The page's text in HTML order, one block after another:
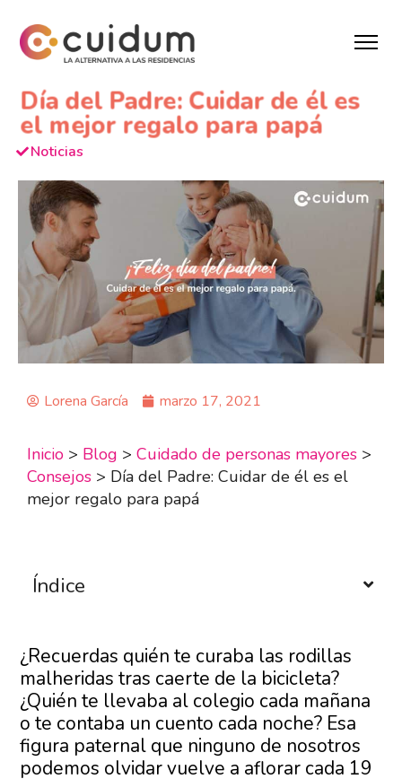
Día del Padre: Cuidar de él es
el mejor regalo para papá
Noticias
Lorena García marzo 17, 2021
Inicio > Blog > Cuidado de personas mayores >
Consejos > Día del Padre: Cuidar de él es el
mejor regalo para papá
Índice
¿Recuerdas quién te curaba las rodillas
malheridas tras caerte de la bicicleta?
¿Quién te llevaba al colegio cada mañana
o te contaba un cuento cada noche? Esa
figura paternal que ninguno de nosotros
podemos olvidar vuelve a aflorar cada 19